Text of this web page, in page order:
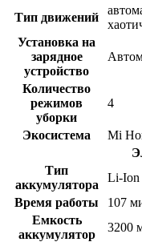
Тип движений
Установка на
зарядное
устройство
Количество
режимов
уборки
4
Экосистема
Mi
Тип
аккумулятора
Li-Ion
Время работы
107
Емкость
аккумулятор
3200